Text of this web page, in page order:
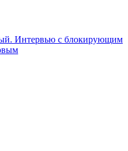
Интервью с блокирующим